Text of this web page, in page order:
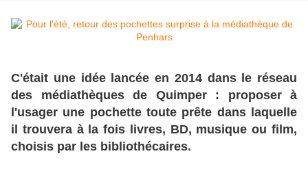
C'était une idée lancée en 2014 dans le réseau
des médiathèques de Quimper : proposer à
l'usager une pochette toute prête dans laquelle
il trouvera à la fois livres, BD, musique ou film,
choisis par les bibliothécaires.